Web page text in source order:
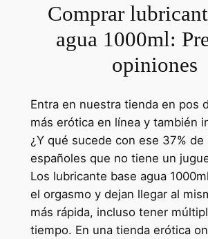
Comprar
agua 1000ml:
opiniones
Entra en nuestra tienda en pos
más erótica en línea y también
¿Y qué sucede con ese 37% de
españoles que no tiene un
Los lubricante base agua
el orgasmo y dejan llegar al
más rápida, incluso tener
tiempo. En una tienda erótica